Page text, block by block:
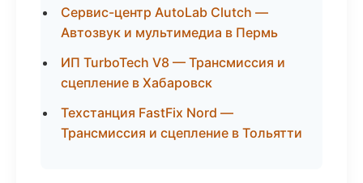
Сервис-центр AutoLab Clutch —
Автозвук и мультимедиа в Пермь
ИП TurboTech V8 — Трансмиссия и
сцепление в Хабаровск
Техстанция FastFix Nord —
Трансмиссия и сцепление в Тольятти